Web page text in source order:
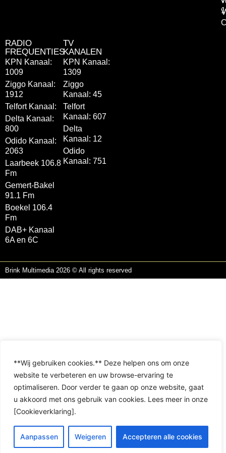
**Wij gebruiken cookies.** Deze helpen ons om onze
website te verbeteren en uw browse-ervaring te
optimaliseren. Door verder te gaan op onze website, gaat
u akkoord met ons gebruik van cookies. Lees meer in onze
[Cookieverklaring].
Aanpassen Weigeren Accepteren alle cookies
RADIO
FREQUENTIES
KPN Kanaal:
1009
Ziggo Kanaal:
1912
Telfort Kanaal:
Delta Kanaal:
800
Odido Kanaal:
2063
Laarbeek 106.8
Fm
Gemert-Bakel
91.1 Fm
Boekel 106.4
Fm
DAB+ Kanaal
6A en 6C
TV
KANALEN
KPN Kanaal:
1309
Ziggo
Kanaal: 45
Telfort
Kanaal: 607
Delta
Kanaal: 12
Odido
Kanaal: 751
Brink Multimedia 2026 © All rights reserved